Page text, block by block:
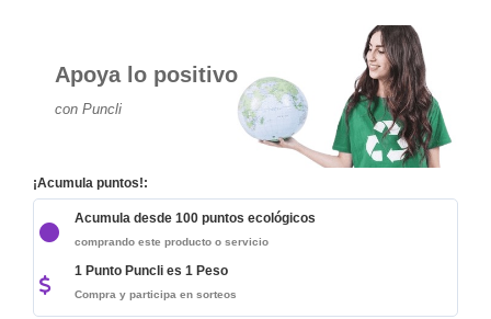
Apoya lo positivo
con Puncli
¡Acumula puntos!:
Acumula desde 100 puntos ecológicos
comprando este producto o servicio
1 Punto Puncli es 1 Peso
Compra y participa en sorteos